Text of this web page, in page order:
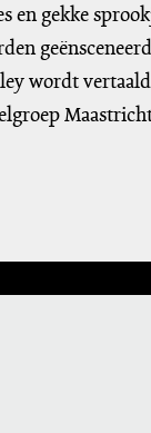
en gekke
wordt